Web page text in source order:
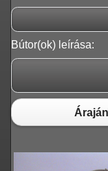
Bútor(ok) leírása: